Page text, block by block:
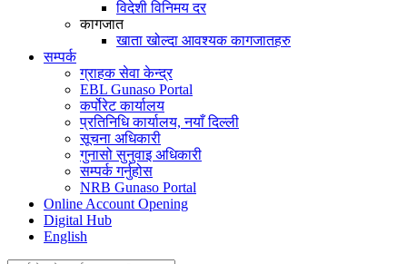
विदेशी विनिमय दर
कागजात
खाता खोल्दा आवश्यक कागजातहरु
सम्पर्क
ग्राहक सेवा केन्द्र
EBL Gunaso Portal
कर्पोरेट कार्यालय
प्रतिनिधि कार्यालय, नयाँ दिल्ली
सूचना अधिकारी
गुनासो सुनुवाइ अधिकारी
सम्पर्क गर्नुहोस
NRB Gunaso Portal
Online Account Opening
Digital Hub
English